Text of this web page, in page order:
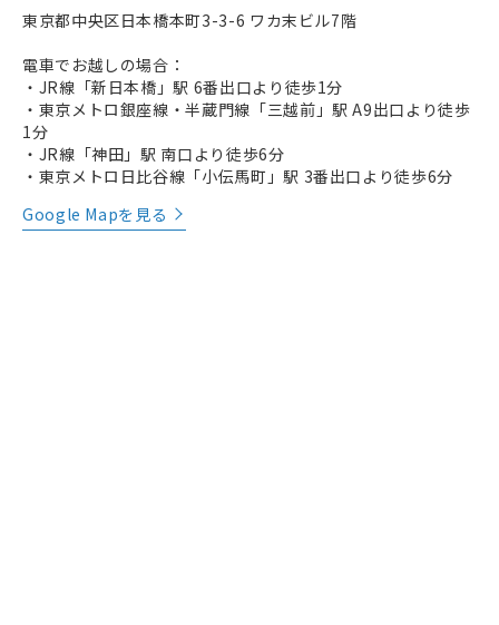
東京都中央区日本橋本町3-3-6 ワカ末ビル7階
電車でお越しの場合：
・JR線「新日本橋」駅 6番出口より徒歩1分
・東京メトロ銀座線・半蔵門線「三越前」駅 A9出口より徒歩
1分
・JR線「神田」駅 南口より徒歩6分
・東京メトロ日比谷線「小伝馬町」駅 3番出口より徒歩6分
Google Mapを見る